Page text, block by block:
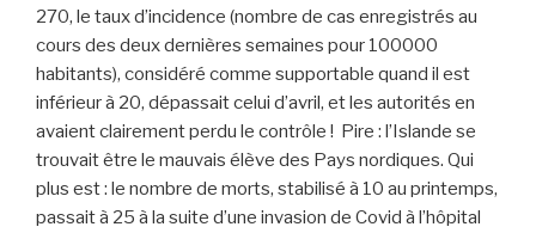
270, le taux d’incidence (nombre de cas enregistrés au
cours des deux dernières semaines pour 100000
habitants), considéré comme supportable quand il est
inférieur à 20, dépassait celui d’avril, et les autorités en
avaient clairement perdu le contrôle ! Pire : l’Islande se
trouvait être le mauvais élève des Pays nordiques. Qui
plus est : le nombre de morts, stabilisé à 10 au printemps,
passait à 25 à la suite d’une invasion de Covid à l’hôpital